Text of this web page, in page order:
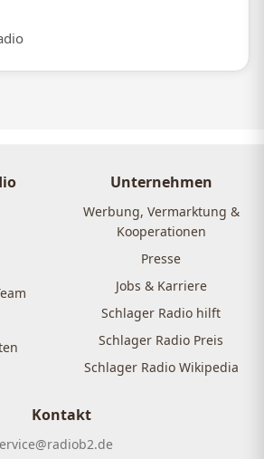
Unternehmen
Werbung, Vermarktung &
Kooperationen
Presse
Jobs & Karriere
Schlager Radio hilft
Schlager Radio Preis
Schlager Radio Wikipedia
Kontakt